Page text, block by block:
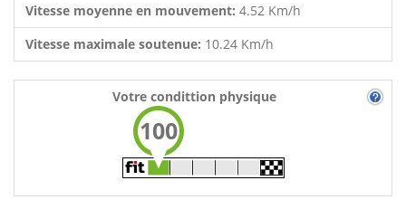
Vitesse moyenne en mouvement: 4.52 Km/h
Vitesse maximale soutenue: 10.24 Km/h
Votre condittion physique
100